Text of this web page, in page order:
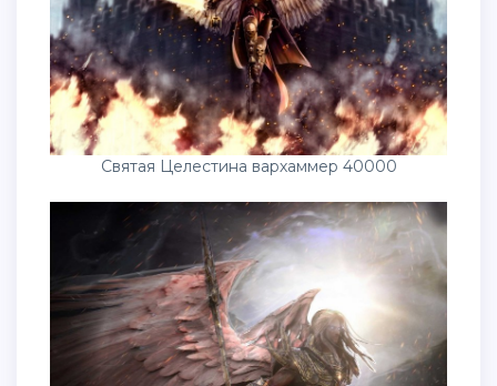
Святая Целестина вархаммер 40000